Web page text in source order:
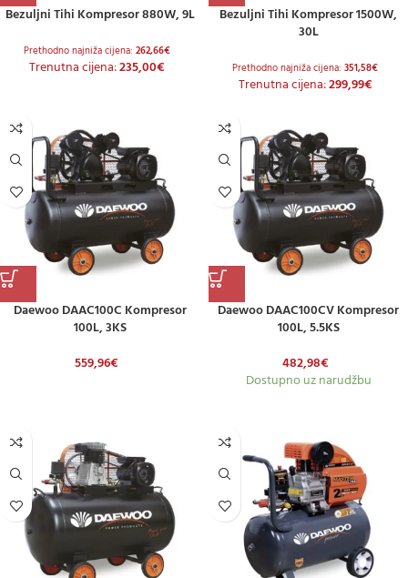
Bezuljni Tihi Kompresor 880W, 9L
Prethodno najniža cijena: 262,66€
Trenutna cijena:235,00€
Bezuljni Tihi Kompresor 1500W,
30L
Prethodno najniža cijena: 351,58€
Trenutna cijena:299,99€
Daewoo DAAC100C Kompresor
100L, 3KS
559,96€
Daewoo DAAC100CV Kompresor
100L, 5.5KS
482,98€
Dostupno uz narudžbu